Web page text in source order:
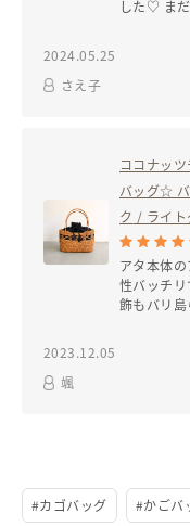
#和装用バッグ#春休み#
ク#アタバック#浴衣#和
した♡ ま
たくさん
2024.05.25
さえ子
ココナッ
バッグ☆
ク / ライ
アタ本体
性バッチ
飾もバリ
増えて嬉
2023.12.05
颯
#カゴバッグ #かごバ